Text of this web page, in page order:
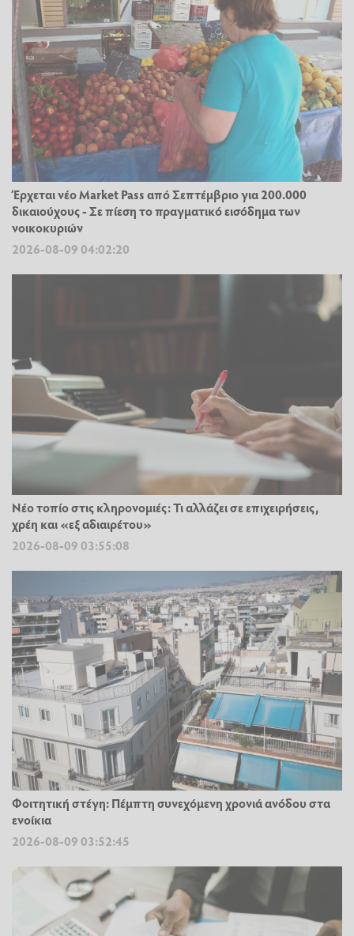
Έρχεται νέο Market Pass από Σεπτέμβριο για 200.000
δικαιούχους - Σε πίεση το πραγματικό εισόδημα των
νοικοκυριών
2026-08-09 04:02:20
Νέο τοπίο στις κληρονομιές: Τι αλλάζει σε επιχειρήσεις,
χρέη και «εξ αδιαιρέτου»
2026-08-09 03:55:08
Φοιτητική στέγη: Πέμπτη συνεχόμενη χρονιά ανόδου στα
ενοίκια
2026-08-09 03:52:45